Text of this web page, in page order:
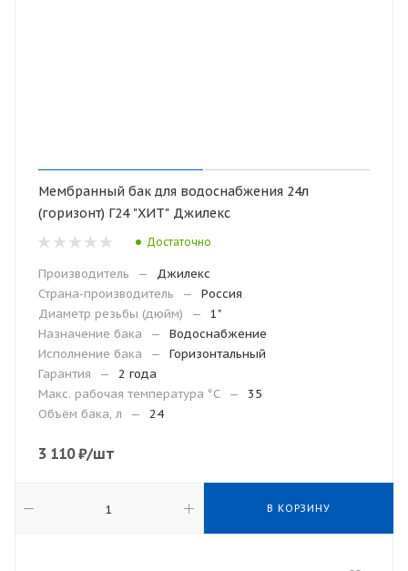
Мембранный бак для водоснабжения 24л
(горизонт) Г24 "ХИТ" Джилекс
Достаточно
Производитель —
Джилекс
Страна-производитель
—
Россия
Диаметр резьбы (дюйм)
—
1"
Назначение бака
—
Водоснабжение
Исполнение бака
—
Горизонтальный
Гарантия
—
2 года
Макc. рабочая температура °С
—
35
Объём бака, л
— 24
3 110₽/шт
В КОРЗИНУ